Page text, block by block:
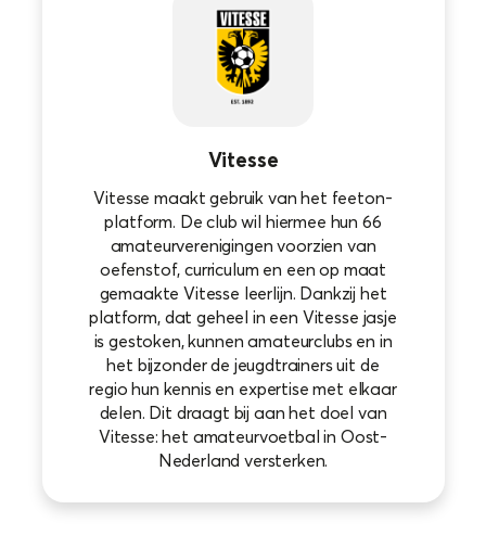
Vitesse
Vitesse maakt gebruik van het feeton-
platform. De club wil hiermee hun 66
amateurverenigingen voorzien van
oefenstof, curriculum en een op maat
gemaakte Vitesse leerlijn. Dankzij het
platform, dat geheel in een Vitesse jasje
is gestoken, kunnen amateurclubs en in
het bijzonder de jeugdtrainers uit de
regio hun kennis en expertise met elkaar
delen. Dit draagt bij aan het doel van
Vitesse: het amateurvoetbal in Oost-
Nederland versterken.